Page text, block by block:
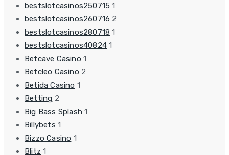
bestslotcasinos250715 1
bestslotcasinos260716 2
bestslotcasinos280718 1
bestslotcasinos40824 1
Betcave Casino 1
Betcleo Casino 2
Betida Casino 1
Betting 2
Big Bass Splash 1
Billybets 1
Bizzo Casino 1
Blitz 1